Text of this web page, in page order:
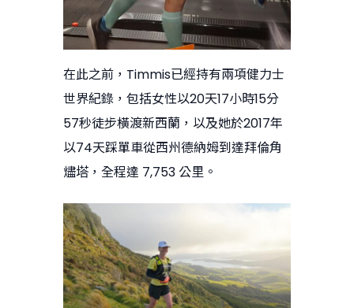
在此之前，Timmis已經持有兩項健力士
世界紀錄，包括女性以20天17小時15分
57秒徒步橫渡新西蘭，以及她於2017年
以74天踩單車從西州德納姆到達拜倫角
燼塔，全程達 7,753 公里。